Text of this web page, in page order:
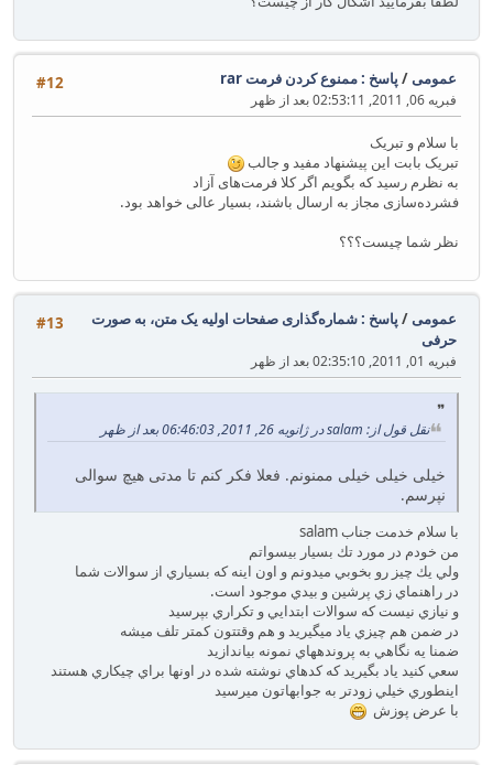
#12 عمومی/ پاسخ : ممنوع کردن فرمت rar
فبریه 06, 2011, 02:53:11 بعد از ظهر
با سلام و تبریک
تبریک بابت این پیشنهاد مفید و جالب
به نظرم رسید که بگویم اگر کلا فرمت‌های آزاد
فشرده‌سازی مجاز به ارسال باشند، بسیار عالی خواهد بود.
نظر شما چیست؟؟؟
#13 عمومی / پاسخ : شماره‌گذاری صفحات اولیه یک متن، به صورت
حرفی
فبریه 01, 2011, 02:35:10 بعد از ظهر
نقل قول از: salam در ژانویه 26, 2011, 06:46:03 بعد از ظهر
خیلی خیلی خیلی ممنونم. فعلا فکر کنم تا مدتی هیچ سوالی
نپرسم.
با سلام خدمت جناب salam
من خودم در مورد تك بسيار بيسواتم
ولي يك چيز رو بخوبي ميدونم و اون اينه كه بسياري از سوالات شما
در راهنماي زي پرشين و بيدي موجود است.
و نيازي نيست كه سوالات ابتدايي و تكراري بپرسيد
در ضمن هم چيزي ياد ميگيريد و هم وقتتون كمتر تلف ميشه
ضمنا يه نگاهي به پروندههاي نمونه بياندازيد
سعي كنيد ياد بگيريد كه كدهاي نوشته شده در اونها براي چيكاري هستند
اينطوري خيلي زودتر به جوابهاتون ميرسيد
با عرض پوزش